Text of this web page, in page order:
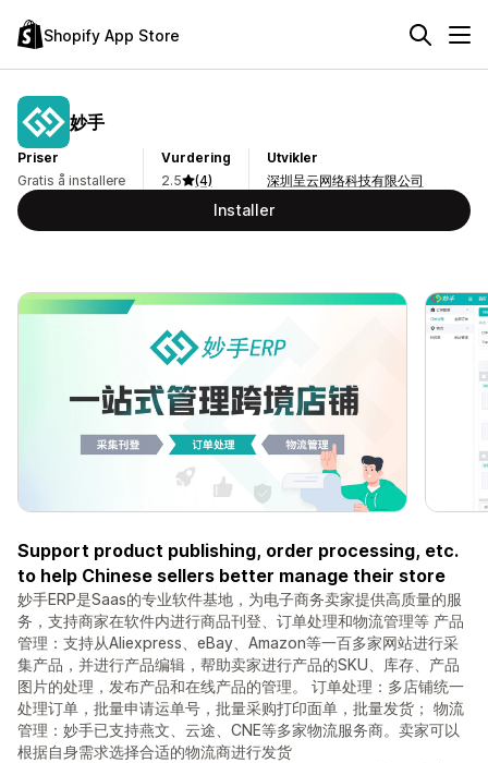
Shopify App Store
妙手
Priser
Gratis å installere
Vurdering
2.5
(4)
Utvikler
深圳呈云网络科技有限公司
Installer
Support product publishing, order processing, etc.
to help Chinese sellers better manage their store
妙手ERP是Saas的专业软件基地，为电子商务卖家提供高质量的服
务，支持商家在软件内进行商品刊登、订单处理和物流管理等 产品
管理：支持从Aliexpress、eBay、Amazon等一百多家网站进行采
集产品，并进行产品编辑，帮助卖家进行产品的SKU、库存、产品
图片的处理，发布产品和在线产品的管理。 订单处理：多店铺统一
处理订单，批量申请运单号，批量采购打印面单，批量发货； 物流
管理：妙手已支持燕文、云途、CNE等多家物流服务商。卖家可以
根据自身需求选择合适的物流商进行发货